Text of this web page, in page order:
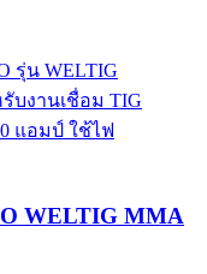
WELTIG MMA